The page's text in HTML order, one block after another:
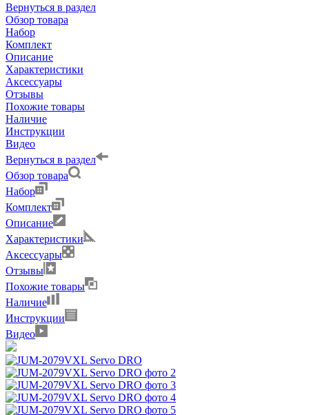
Вернуться в раздел
Обзор товара
Набор
Комплект
Описание
Характеристики
Аксессуары
Отзывы
Похожие товары
Наличие
Инструкции
Видео
Вернуться в раздел
Обзор товара
Набор
Комплект
Описание
Характеристики
Аксессуары
Отзывы
Похожие товары
Наличие
Инструкции
Видео